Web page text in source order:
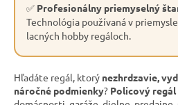
✅ Profesionálny priemyselný
Technológia používaná v
lacných hobby regáloch.
Hľadáte regál, ktorý nezhrdzavie,
náročné podmienky? Policový regál